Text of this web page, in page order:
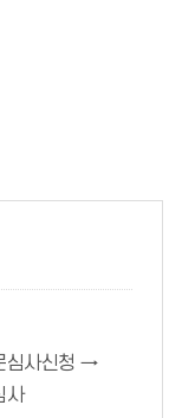
심사신청 →
사